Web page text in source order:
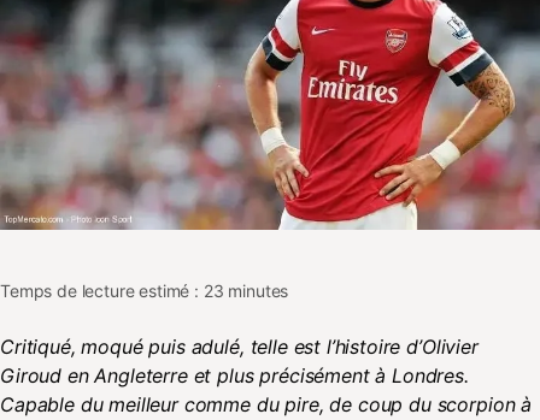
Temps de lecture estimé : 23 minutes
Critiqué, moqué puis adulé, telle est l’histoire d’Olivier
Giroud en Angleterre et plus précisément à Londres.
Capable du meilleur comme du pire, de coup du scorpion à